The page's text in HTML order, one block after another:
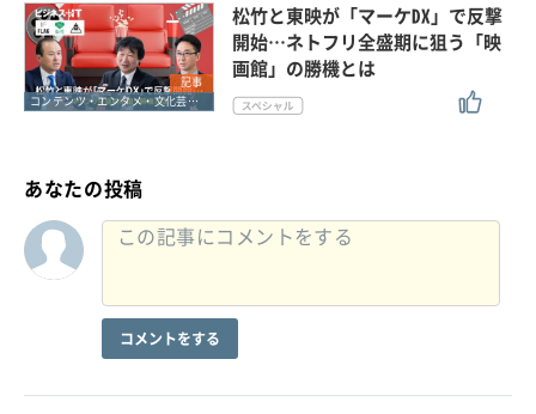
記事
コンテンツ・エンタメ・文化芸能・スポーツ
松竹と東映が「マーケDX」で反撃
開始…ネトフリ全盛期に狙う「映
画館」の勝機とは
あなたの投稿
コメントをする